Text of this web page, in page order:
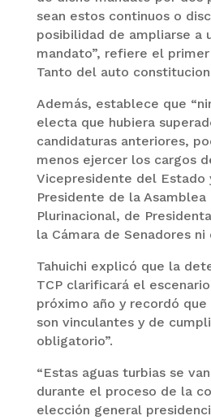
sean estos continuos o
posibilidad de ampliarse a
mandato”, refiere el
Tanto del auto
Además, establece que
electa que hubiera
candidaturas anteriores,
menos ejercer los cargos
Vicepresidente del Estado
Presidente de la
Plurinacional, de
la Cámara de Senadores ni
Tahuichi explicó que la
TCP clarificará el
próximo año y recordó que
son vinculantes y de
obligatorio”.
“Estas aguas turbias se
durante el proceso de la
elección general